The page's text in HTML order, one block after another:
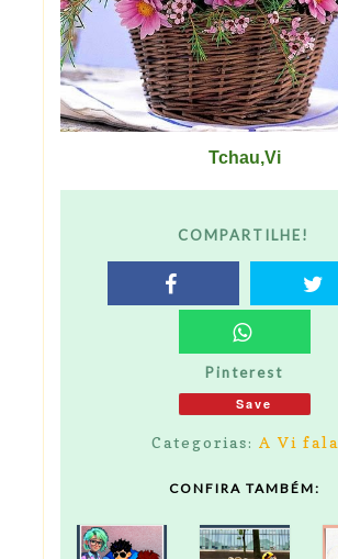
Tchau,Vi
COMPARTILHE!
Pinterest
Save
Categorias: A Vi fala
CONFIRA TAMBÉM: